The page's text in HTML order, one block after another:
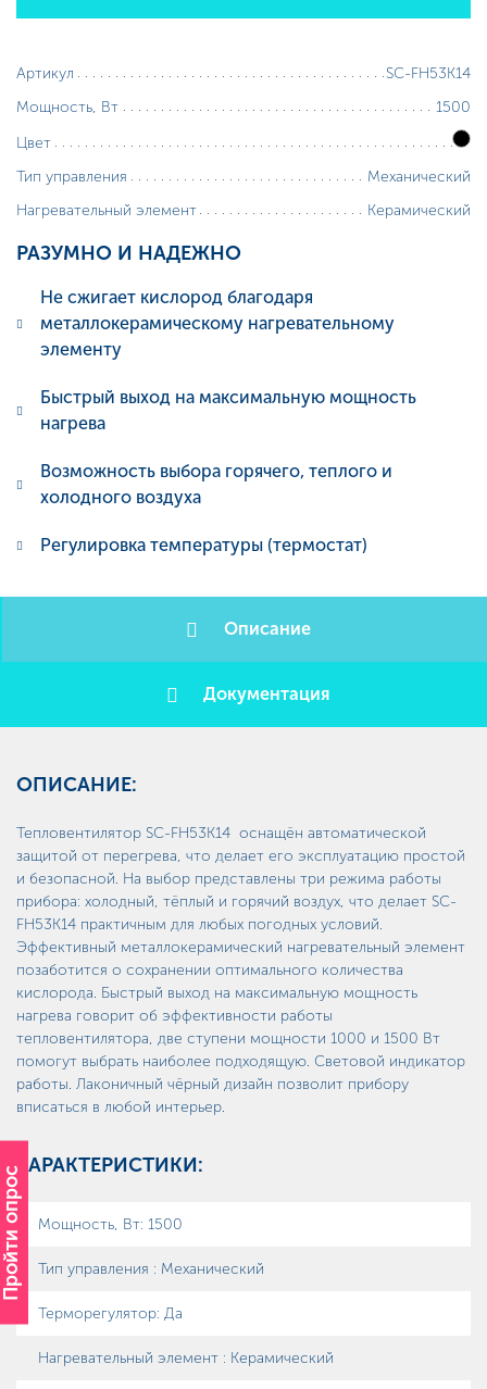
Пройти опрос
Артикул
SC-FH53K14
Мощность, Вт
1500
Цвет
Тип управления
Механический
Нагревательный элемент
Керамический
РАЗУМНО И НАДЕЖНО
Не сжигает кислород благодаря
металлокерамическому нагревательному
элементу
Быстрый выход на максимальную мощность
нагрева
Возможность выбора горячего, теплого и
холодного воздуха
Регулировка температуры (термостат)
Описание
Документация
ОПИСАНИЕ:
Тепловентилятор SC-FH53K14 оснащён автоматической
защитой от перегрева, что делает его эксплуатацию простой
и безопасной. На выбор представлены три режима работы
прибора: холодный, тёплый и горячий воздух, что делает SC-
FH53K14 практичным для любых погодных условий.
Эффективный металлокерамический нагревательный элемент
позаботится о сохранении оптимального количества
кислорода. Быстрый выход на максимальную мощность
нагрева говорит об эффективности работы
тепловентилятора, две ступени мощности 1000 и 1500 Вт
помогут выбрать наиболее подходящую. Световой индикатор
работы. Лаконичный чёрный дизайн позволит прибору
вписаться в любой интерьер.
ХАРАКТЕРИСТИКИ:
Мощность, Вт: 1500
Тип управления : Механический
Терморегулятор: Да
Нагревательный элемент : Керамический